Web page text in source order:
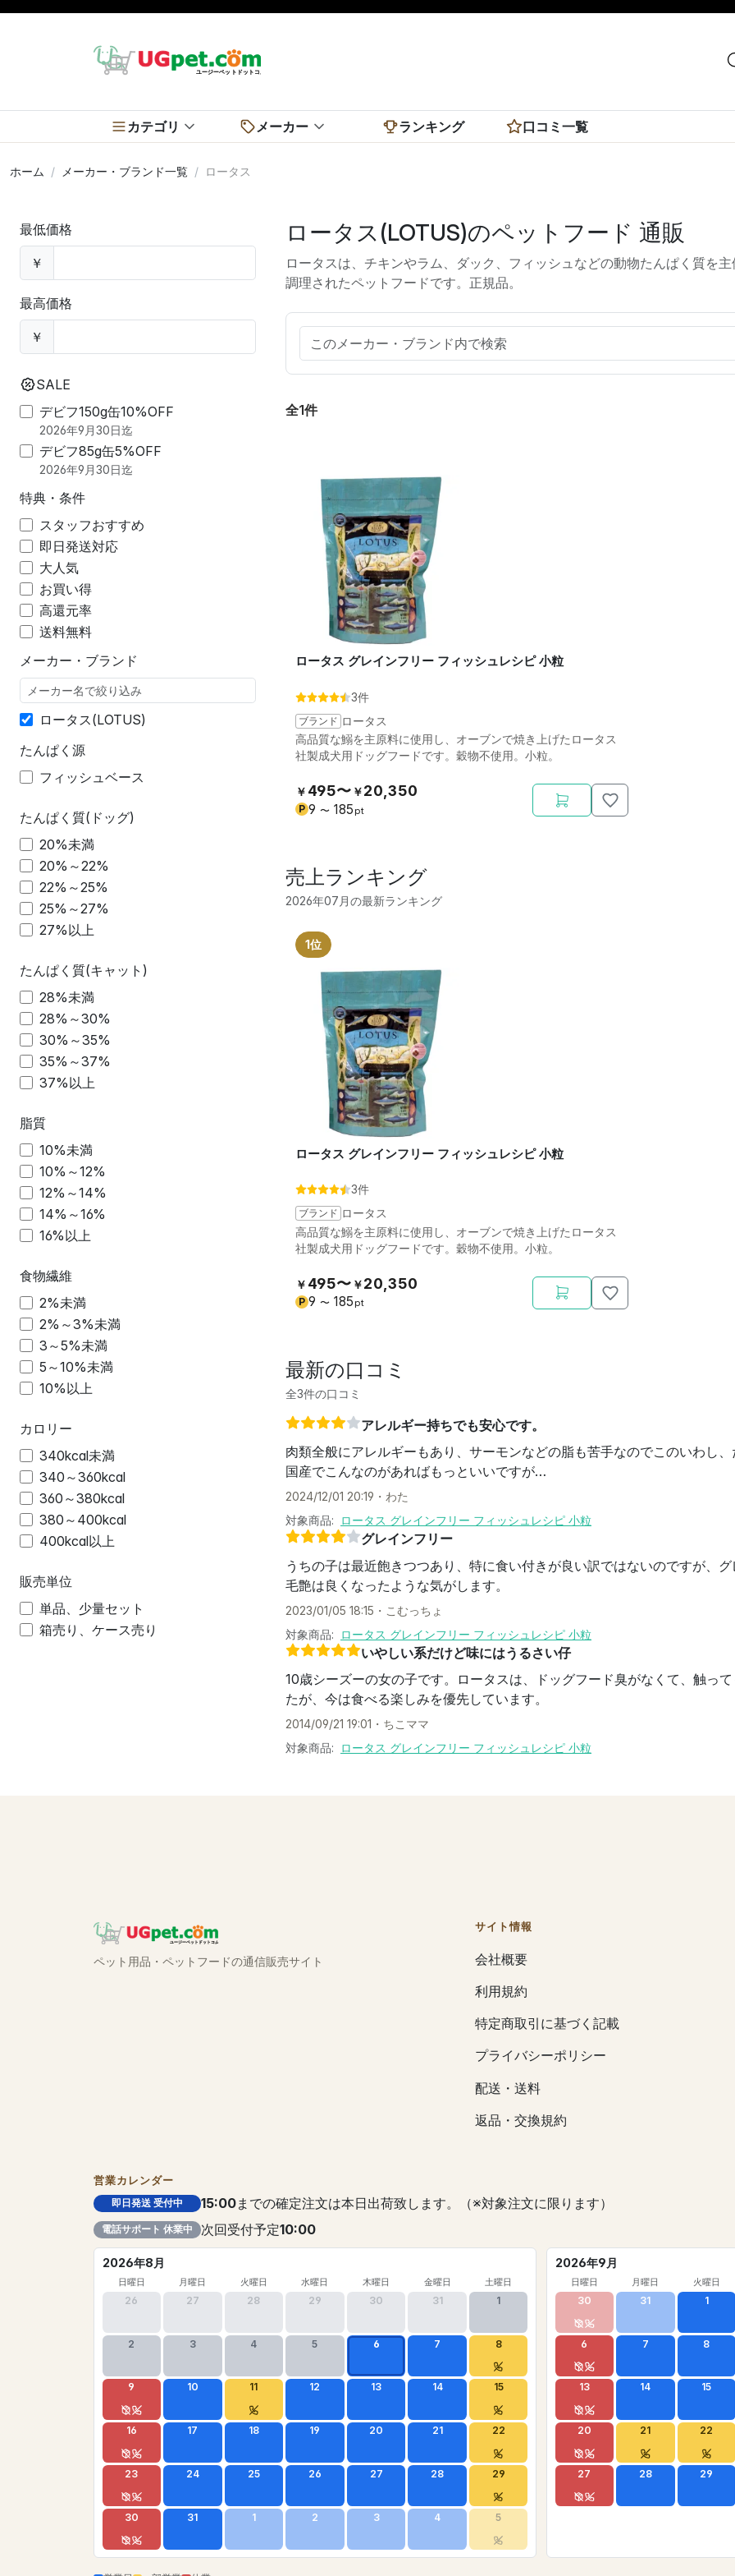
カテゴリ メーカー ランキング 口コミ一覧
ホーム メーカー・ブランド一覧 ロータス
最低価格
￥
最高価格
￥
SALE
デビフ150g缶10%OFF
2026年9月30日迄
デビフ85g缶5%OFF
2026年9月30日迄
特典・条件
スタッフおすすめ
即日発送対応
大人気
お買い得
高還元率
送料無料
メーカー・ブランド
ロータス(LOTUS)
たんぱく源
フィッシュベース
たんぱく質(ドッグ)
20%未満
20%～22%
22%～25%
25%～27%
27%以上
たんぱく質(キャット)
28%未満
28%～30%
30%～35%
35%～37%
37%以上
脂質
10%未満
10%～12%
12%～14%
14%～16%
16%以上
食物繊維
2%未満
2%～3%未満
3～5%未満
5～10%未満
10%以上
カロリー
340kcal未満
340～360kcal
360～380kcal
380～400kcal
400kcal以上
販売単位
単品、少量セット
箱売り、ケース売り
ロータス(LOTUS)のペットフード 通販
ロータスは、チキンやラム、ダック、フィッシュなどの動物たんぱく質を
調理されたペットフードです。正規品。
全1件
ロータス グレインフリー フィッシュレシピ 小粒
3件
ブランド ロータス
高品質な鰯を主原料に使用し、オーブンで焼き上げたロータス
社製成犬用ドッグフードです。穀物不使用。小粒。
￥ 495〜 ￥20,350
P 9 〜 185 pt
売上ランキング
2026年07月の最新ランキング
1位
ロータス グレインフリー フィッシュレシピ 小粒
3件
ブランド ロータス
高品質な鰯を主原料に使用し、オーブンで焼き上げたロータス
社製成犬用ドッグフードです。穀物不使用。小粒。
￥ 495〜 ￥20,350
P 9 〜 185 pt
最新の口コミ
全3件の口コミ
アレルギー持ちでも安心です。
肉類全般にアレルギーもあり、サーモンなどの脂も苦手なのでこのいわし、
国産でこんなのがあればもっといいですが…
2024/12/01 20:19 ・ わた
対象商品:
ロータス グレインフリー フィッシュレシピ 小粒
グレインフリー
うちの子は最近飽きつつあり、特に食い付きが良い訳ではないのですが、
毛艶は良くなったような気がします。
2023/01/05 18:15 ・ こむっちょ
対象商品:
ロータス グレインフリー フィッシュレシピ 小粒
いやしい系だけど味にはうるさい仔
10歳シーズーの女の子です。ロータスは、ドッグフード臭がなくて、触っ
たが、今は食べる楽しみを優先しています。
2014/09/21 19:01 ・ ちこママ
対象商品:
ロータス グレインフリー フィッシュレシピ 小粒
ペット用品・ペットフードの通信販売サイト
サイト情報
会社概要
利用規約
特定商取引に基づく記載
プライバシーポリシー
配送・送料
返品・交換規約
営業カレンダー
即日発送 受付中 15:00までの確定注文は本日出荷致します。（※対象注文に限ります）
電話サポート 休業中 次回受付予定10:00
2026年8月
日曜日 月曜日 火曜日 水曜日 木曜日 金曜日 土曜日
26 27 28 29 30 31 1
2 3 4 5 6 7 8
9 10 11 12 13 14 15
16 17 18 19 20 21 22
23 24 25 26 27 28 29
30 31 1 2 3 4 5
2026年9月
日曜日 月曜日 火曜日
30 31 1
6 7 8
13 14 15
20 21 22
27 28 29